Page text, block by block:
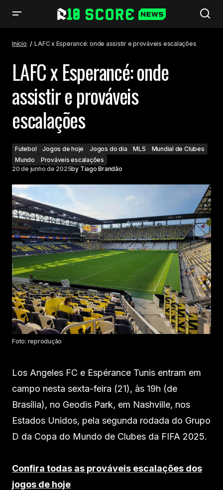
Início LAFC x Esperancé: onde assistir e prováveis escalações
LAFC x Esperancé: onde
assistir e prováveis
escalações
Futebol Jogos de hoje Jogos do dia MLS
Mundial de Clubes
Mundo
Prováveis escalações
20 de junho de 2025by Tiago Brandão
Foto: reprodução
Los Angeles FC e Espérance Tunis entram em
campo nesta sexta-feira (21), às 19h (de
Brasília), no Geodis Park, em Nashville, nos
Estados Unidos, pela segunda rodada do Grupo
D da Copa do Mundo de Clubes da FIFA 2025.
Confira todas as prováveis escalações dos
jogos de hoje